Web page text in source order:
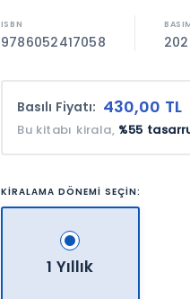
9786052417058
Basılı Fiyatı: 430,00 TL
Bu kitabı kirala, %55
KİRALAMA DÖNEMİ SEÇİN:
1 Yıllık